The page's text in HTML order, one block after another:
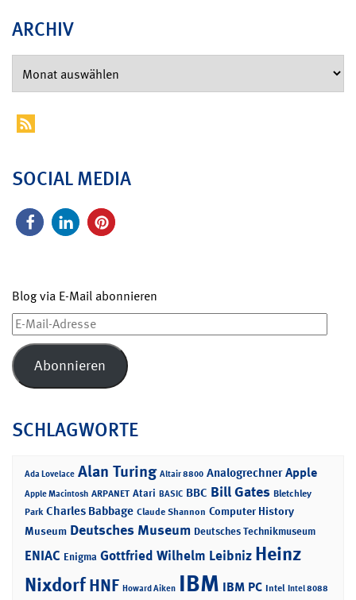
ARCHIV
SOCIAL MEDIA
Blog via E-Mail abonnieren
E-
Mail-
Adresse
Abonnieren
SCHLAGWORTE
Ada Lovelace Alan Turing Altair 8800 Analogrechner Apple
Apple Macintosh ARPANET Atari BASIC BBC Bill Gates Bletchley
Park Charles Babbage Claude Shannon Computer History
Museum Deutsches Museum Deutsches Technikmuseum
ENIAC Enigma Gottfried Wilhelm Leibniz Heinz
NixdorfHNF Howard Aiken IBM IBM PC Intel Intel 8088